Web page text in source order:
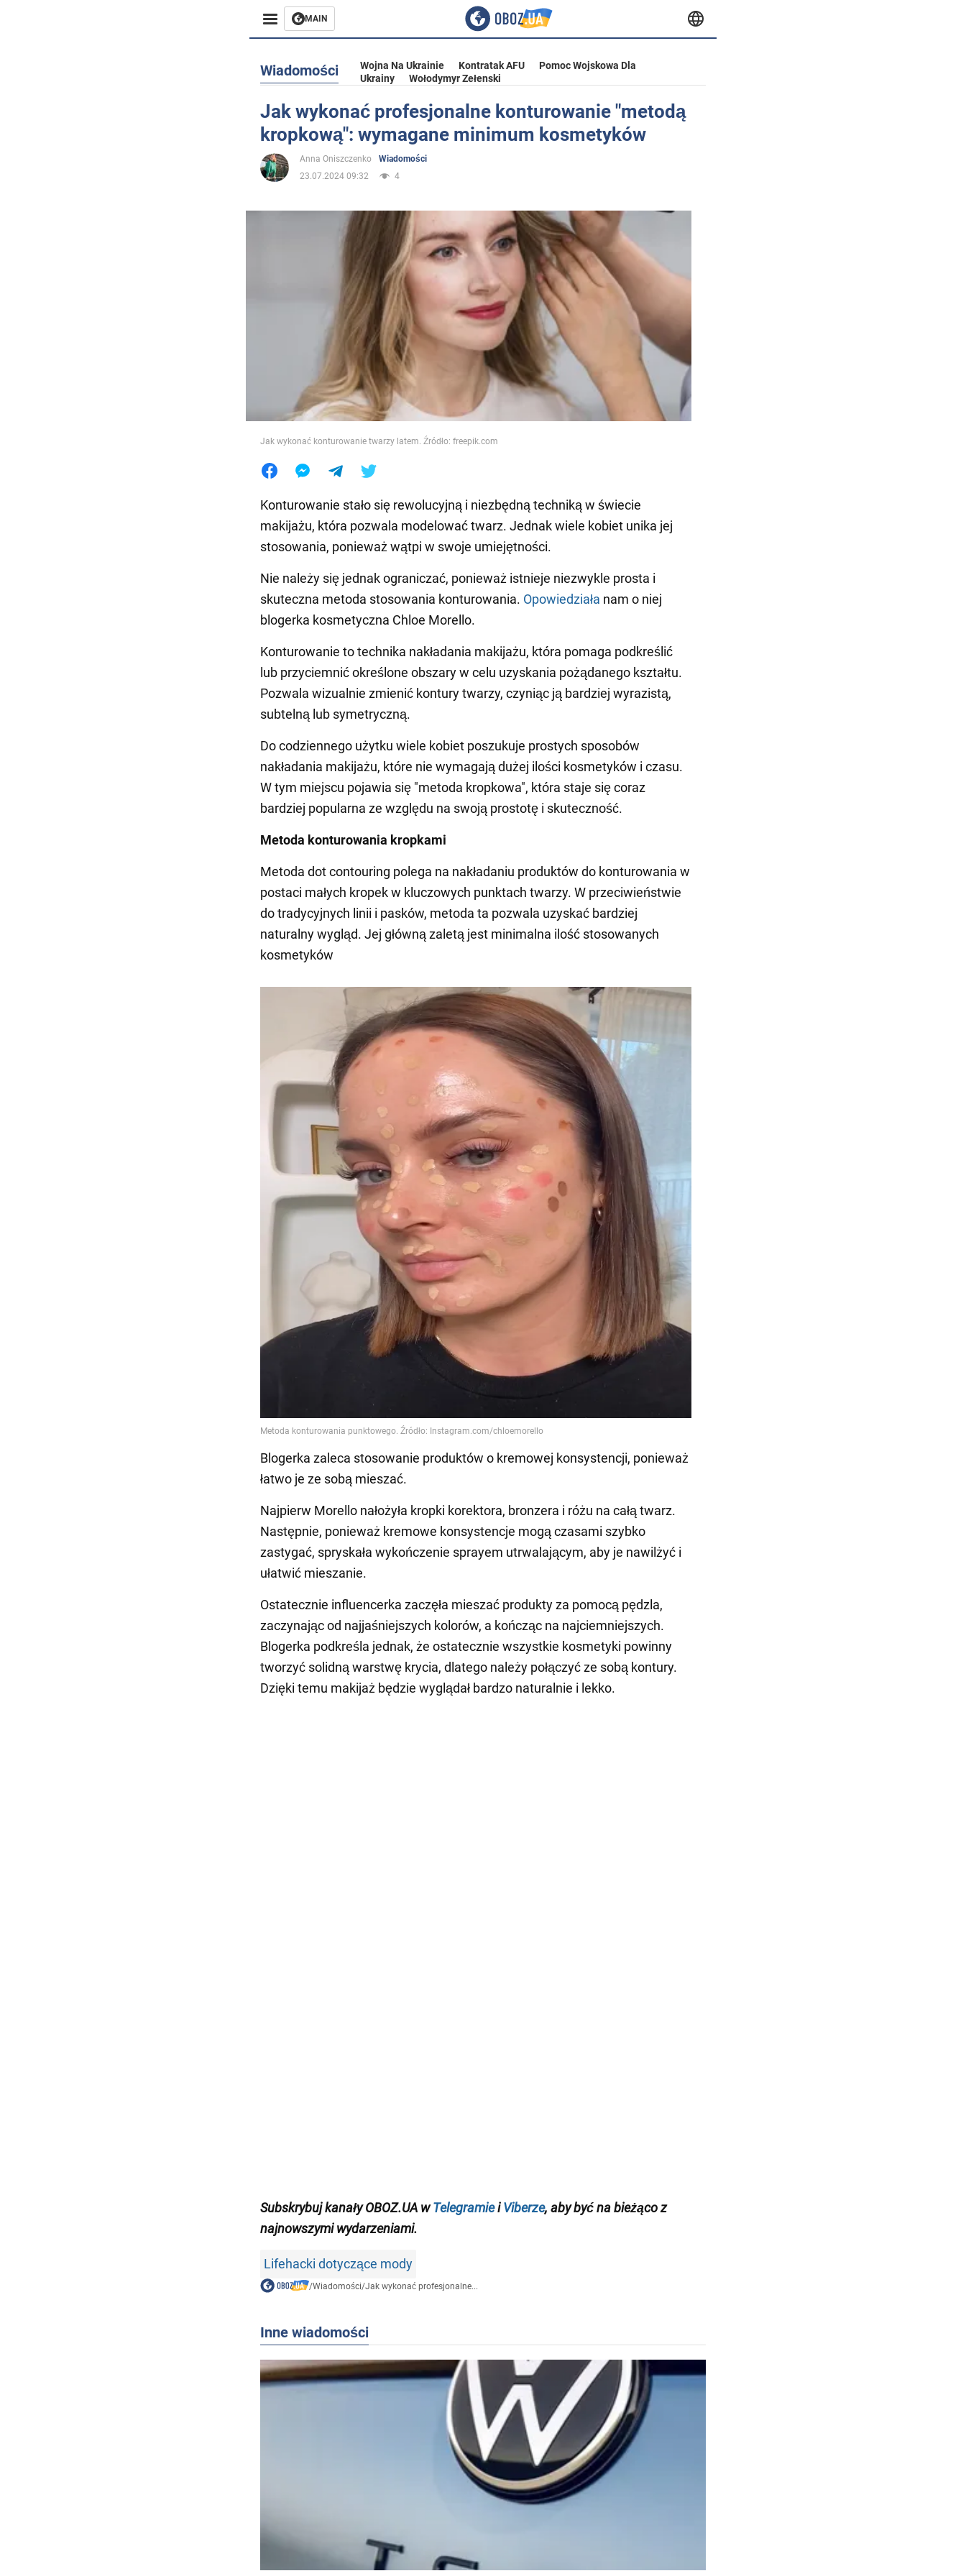
MAIN
Rozrywka
Życie
Społeczeństwo
Wojna na Ukrainie
Jedzenie
Wiadomości Wojna Na Ukrainie Kontratak AFU
Pomoc Wojskowa Dla
Ukrainy
Wołodymyr Zełenski
Jak wykonać profesjonalne konturowanie "metodą
kropkową": wymagane minimum kosmetyków
Anna Oniszczenko
Wiadomości
23.07.2024 09:32
4
Jak wykonać konturowanie twarzy latem. Źródło: freepik.com
Konturowanie stało się rewolucyjną i niezbędną techniką w świecie
makijażu, która pozwala modelować twarz. Jednak wiele kobiet unika jej
stosowania, ponieważ wątpi w swoje umiejętności.
Nie należy się jednak ograniczać, ponieważ istnieje niezwykle prosta i
skuteczna metoda stosowania konturowania. Opowiedziała nam o niej
blogerka kosmetyczna Chloe Morello.
Konturowanie to technika nakładania makijażu, która pomaga podkreślić
lub przyciemnić określone obszary w celu uzyskania pożądanego kształtu.
Pozwala wizualnie zmienić kontury twarzy, czyniąc ją bardziej wyrazistą,
subtelną lub symetryczną.
Do codziennego użytku wiele kobiet poszukuje prostych sposobów
nakładania makijażu, które nie wymagają dużej ilości kosmetyków i czasu.
W tym miejscu pojawia się "metoda kropkowa", która staje się coraz
bardziej popularna ze względu na swoją prostotę i skuteczność.
Metoda konturowania kropkami
Metoda dot contouring polega na nakładaniu produktów do konturowania w
postaci małych kropek w kluczowych punktach twarzy. W przeciwieństwie
do tradycyjnych linii i pasków, metoda ta pozwala uzyskać bardziej
naturalny wygląd. Jej główną zaletą jest minimalna ilość stosowanych
kosmetyków
Blogerka zaleca stosowanie produktów o kremowej konsystencji, ponieważ
łatwo je ze sobą mieszać.
Najpierw Morello nałożyła kropki korektora, bronzera i różu na całą twarz.
Następnie, ponieważ kremowe konsystencje mogą czasami szybko
zastygać, spryskała wykończenie sprayem utrwalającym, aby je nawilżyć i
ułatwić mieszanie.
Ostatecznie influencerka zaczęła mieszać produkty za pomocą pędzla,
zaczynając od najjaśniejszych kolorów, a kończąc na najciemniejszych.
Blogerka podkreśla jednak, że ostatecznie wszystkie kosmetyki powinny
tworzyć solidną warstwę krycia, dlatego należy połączyć ze sobą kontury.
Dzięki temu makijaż będzie wyglądał bardzo naturalnie i lekko.
Subskrybuj kanały OBOZ.UA wTelegramieiViberze, aby być na bieżąco z
najnowszymi wydarzeniami.
Lifehacki dotyczące mody
/Wiadomości/Jak wykonać profesjonalne...
Inne wiadomości